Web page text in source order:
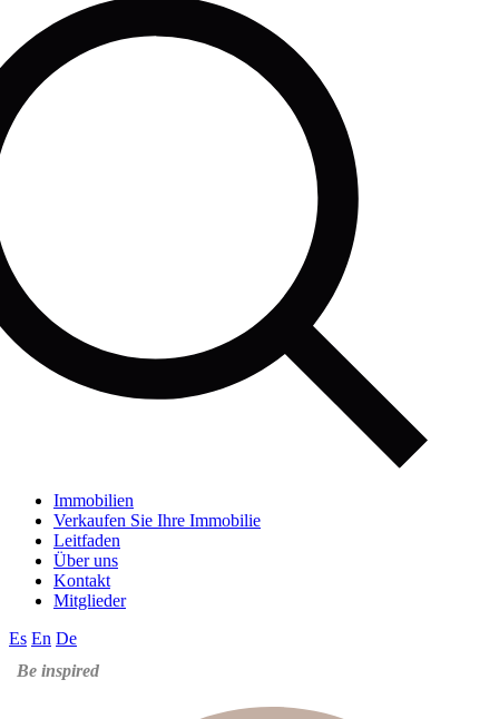
Immobilien
Verkaufen Sie Ihre Immobilie
Leitfaden
Über uns
Kontakt
Mitglieder
Es En De
Be inspired